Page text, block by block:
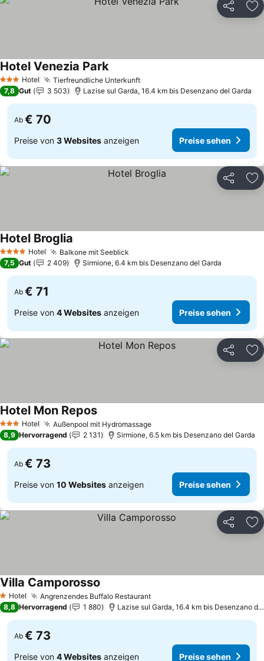
Teilen
3 SterneHotel Tierfreundliche UnterkunftPreise sehen
Hotel Venezia ParkPreise sehen
7,8 Gut 3 503 Lazise sul Garda, 16.4 km bis Desenzano del Garda
Ab € 70
Preise von 3 Websites anzeigen Preise sehen
Teilen
4 Sterne Hotel Balkone mit Seeblick
Hotel Broglia
7,5 Gut 2 409 Sirmione, 6.4 km bis Desenzano del Garda
Ab € 71
Preise von 4 Websites anzeigen Preise sehen
Teilen
3 SterneHotel Außenpool mit HydromassagePreise sehen
Hotel Mon ReposPreise sehen
8,9 Hervorragend 2 131 Sirmione, 6.5 km bis Desenzano del Garda
Ab € 73
Preise von 10 Websites anzeigen Preise sehen
Teilen
1 Sterne
Hotel Angrenzendes Buffalo RestaurantPreise sehen
Villa Camporosso
8,8 Hervorragend 1 880 Lazise sul Garda, 16.4 km bis Desenzano
Ab € 73
Preise von 4 Websites anzeigen Preise sehen